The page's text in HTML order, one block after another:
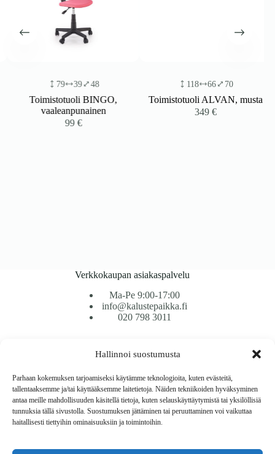
Hallinnoi suostumusta
Parhaan kokemuksen tarjoamiseksi käytämme teknologioita, kuten evästeitä,
tallentaaksemme ja/tai käyttääksemme laitetietoja. Näiden tekniikoiden hyväksyminen
antaa meille mahdollisuuden käsitellä tietoja, kuten selauskäyttäytymistä tai yksilöllisiä
tunnuksia tällä sivustolla. Suostumuksen jättäminen tai peruuttaminen voi vaikuttaa
haitallisesti tiettyihin ominaisuuksiin ja toimintoihin.
79 39 48
Toimistotuoli BINGO,
vaaleanpunainen
99€
118 66 70
Toimistotuoli ALVAN, musta
349€
Verkkokaupan asiakaspalvelu
Ma-Pe 9:00-17:00
info@kalustepaikka.fi
020 798 3011
Maksutavat
Vaihto ja palautus
Reklamaatiot
Tietoa